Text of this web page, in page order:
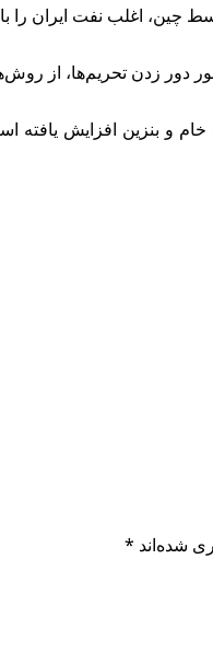
دور زدن تحریم‌ها، از
خام و بنزین افزایش
شده‌اند *